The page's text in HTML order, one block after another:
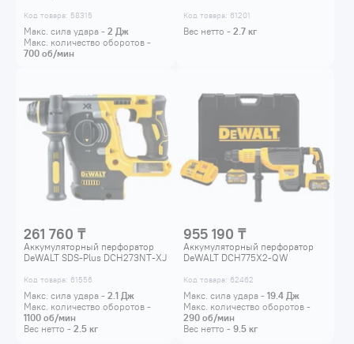
Код товара: 58315
Макс. сила удара - 2 Дж
Макс. количество оборотов -
700 об/мин
Код товара: 61201
Вес нетто - 2.7кг
261 760 ₸
Аккумуляторный перфоратор
DeWALT SDS-Plus DCH273NT-XJ
Код товара: 61556
Макс. сила удара - 2.1 Дж
Макс. количество оборотов -
1100 об/мин
Вес нетто - 2.5 кг
955 190 ₸
Аккумуляторный перфоратор
DeWALT DCH775X2-QW
Код товара: 62462
Макс. сила удара - 19.4Дж
Макс. количество оборотов -
290об/мин
Вес нетто - 9.5кг